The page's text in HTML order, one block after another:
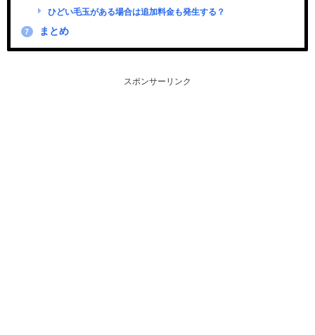
ひどい毛玉がある場合は追加料金も発生する？
7 まとめ
スポンサーリンク